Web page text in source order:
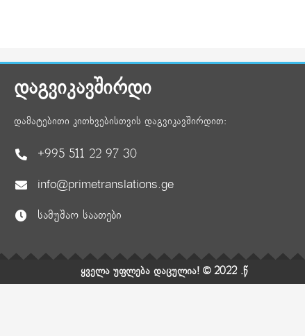
დაგვიკავშირდი
დამატებითი კითხვებისთვის დაგვიკავშირდით:
+995 511 22 97 30
info@primetranslations.ge
სამუშაო საათები
ყველა უფლება დაცულია! © 2022 .წ